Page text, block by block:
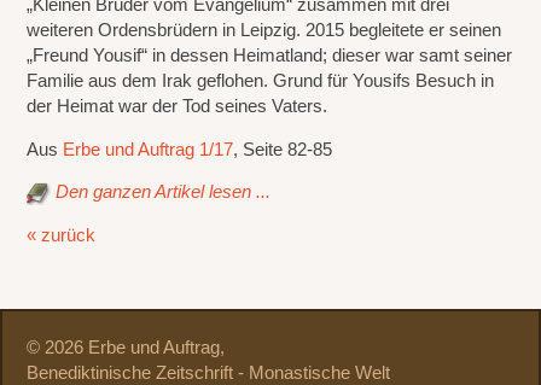
„Kleinen Brüder vom Evangelium“ zusammen mit drei
weiteren Ordensbrüdern in Leipzig. 2015 begleitete er seinen
„Freund Yousif“ in dessen Heimatland; dieser war samt seiner
Familie aus dem Irak geflohen. Grund für Yousifs Besuch in
der Heimat war der Tod seines Vaters.
Aus Erbe und Auftrag 1/17, Seite 82-85
Den ganzen Artikel lesen ...
« zurück
© 2026 Erbe und Auftrag,
Benediktinische Zeitschrift - Monastische Welt